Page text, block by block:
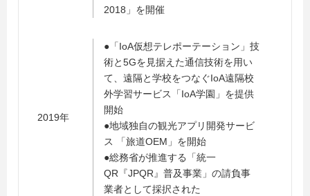
2018」を開催
2019年
●「IoA仮想テレポーテーション」技
術と5Gを見据えた通信技術を用い
て、遠隔と学校をつなぐIoA遠隔校
外学習サービス「IoA学園」を提供
開始
●地域独自の観光アプリ開発サービ
ス 「旅道OEM」を開始
●総務省が推進する「統一
QR『JPQR』普及事業」の請負事
業者として採択された